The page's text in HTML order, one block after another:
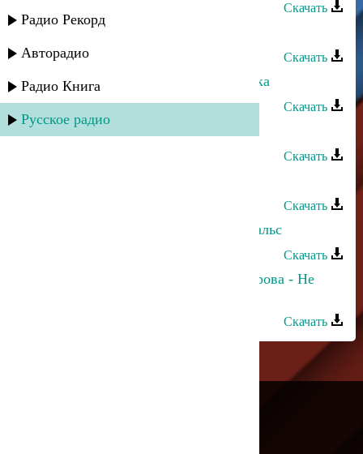
Радио Рекорд
Авторадио
Радио Книга
Русское радио
Скачать
Сергей Ильясафов - Край родной
Скачать
Сергей Ильясафов - Еврей и казачка
Скачать
Сергей Ильясафов - Дагестан
Скачать
Скачать
Сергей Ильясафов - Аксаевский вальс
Скачать
Сергей Ильясафов и Полина Питарова - Не
Скачать